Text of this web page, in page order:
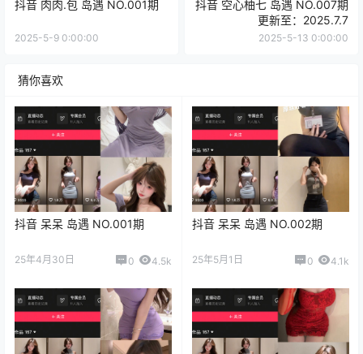
抖音 肉肉.包 岛遇 NO.001期
2025-5-9 0:00:00
抖音 空心柚七 岛遇 NO.007期
更新至：2025.7.7
2025-5-13 0:00:00
猜你喜欢
抖音 呆呆 岛遇 NO.001期
25年4月30日 0 4.5k
抖音 呆呆 岛遇 NO.002期
25年5月1日 0 4.1k